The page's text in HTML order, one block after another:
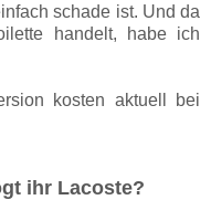
schade ist. Und da
handelt, habe ich
kosten aktuell bei
ihr Lacoste?